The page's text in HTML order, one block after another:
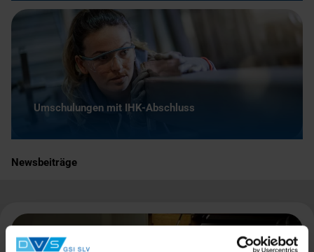
Umschulungen mit IHK-Abschluss
Newsbeiträge